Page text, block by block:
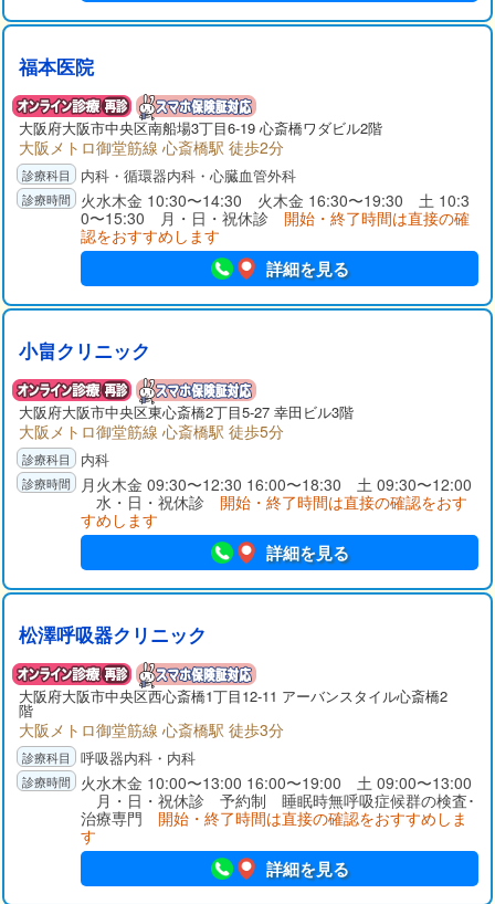
福本医院
大阪府大阪市中央区南船場3丁目6-19 心斎橋ワダビル2階
大阪メトロ御堂筋線 心斎橋駅 徒歩2分
内科・循環器内科・心臓血管外科
火水木金 10:30〜14:30 火木金 16:30〜19:30 土 10:3
0〜15:30 月・日・祝休診 開始・終了時間は直接の確
認をおすすめします
詳細を見る
小畠クリニック
大阪府大阪市中央区東心斎橋2丁目5-27 幸田ビル3階
大阪メトロ御堂筋線 心斎橋駅 徒歩5分
内科
月火木金 09:30〜12:30 16:00〜18:30 土 09:30〜12:00
水・日・祝休診 開始・終了時間は直接の確認をおす
すめします
詳細を見る
松澤呼吸器クリニック
大阪府大阪市中央区西心斎橋1丁目12-11 アーバンスタイル心斎橋2
階
大阪メトロ御堂筋線 心斎橋駅 徒歩3分
呼吸器内科・内科
火水木金 10:00〜13:00 16:00〜19:00 土 09:00〜13:00
月・日・祝休診 予約制 睡眠時無呼吸症候群の検査･
治療専門 開始・終了時間は直接の確認をおすすめしま
す
詳細を見る